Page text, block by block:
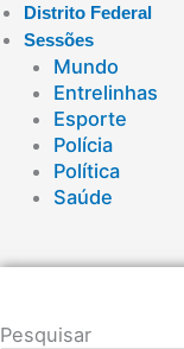
Distrito Federal
Sessões
Mundo
Entrelinhas
Esporte
Polícia
Política
Saúde
Pesquisar